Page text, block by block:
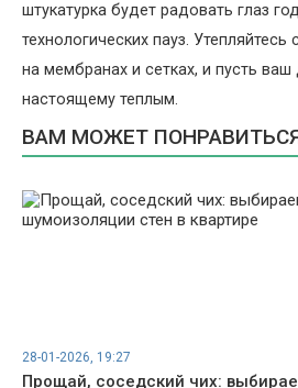
штукатурка будет радовать глаз
технологических пауз.
на мембранах и сетках, и пусть
настоящему теплым.
ВАМ МОЖЕТ
28-01-2026, 19:27
Прощай, соседский чих: